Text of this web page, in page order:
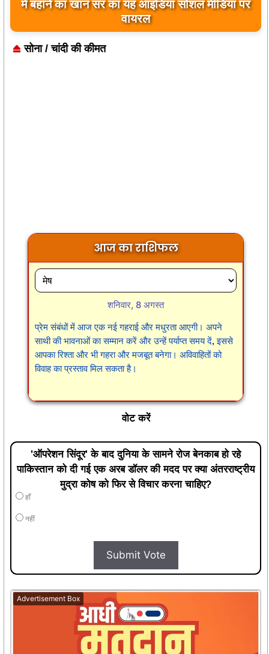
बिलावल भुट्टो द्वारा सिंधु नदी और भारत को लेकर दिए गए
बयान पर भारत के केंद्रीय मंत्रियों की कड़ी प्रतिक्रिया
सोना / चांदी की कीमत
आज का राशिफल
शनिवार, 8 अगस्त
प्रेम संबंधों में आज एक नई गहराई और मधुरता आएगी। अपने
साथी की भावनाओं का सम्मान करें और उन्हें पर्याप्त समय दें, इससे
आपका रिश्ता और भी गहरा और मजबूत बनेगा। अविवाहितों को
विवाह का प्रस्ताव मिल सकता है।
वोट करें
'ऑपरेशन सिंदूर' के बाद दुनिया के सामने रोज बेनकाब हो रहे
पाकिस्तान को दी गई एक अरब डॉलर की मदद पर क्या अंतरराष्ट्रीय
मुद्रा कोष को फिर से विचार करना चाहिए?
हाँ
नहीं
Submit Vote
Advertisement Box